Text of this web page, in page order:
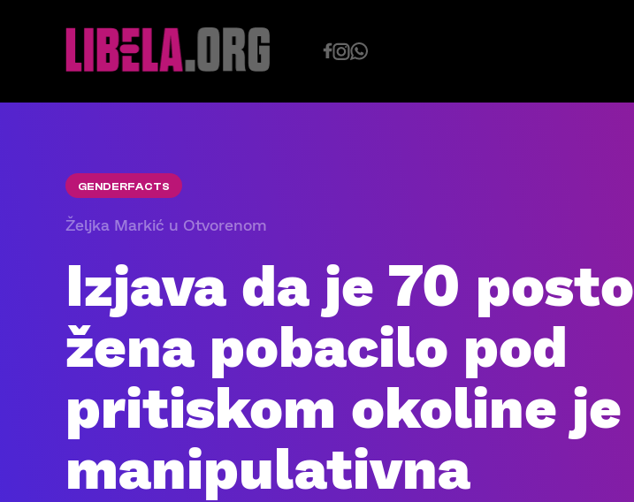
GENDERFACTS
Željka Markić u Otvorenom
Izjava da je 70 posto
žena pobacilo pod
pritiskom okoline je
manipulativna